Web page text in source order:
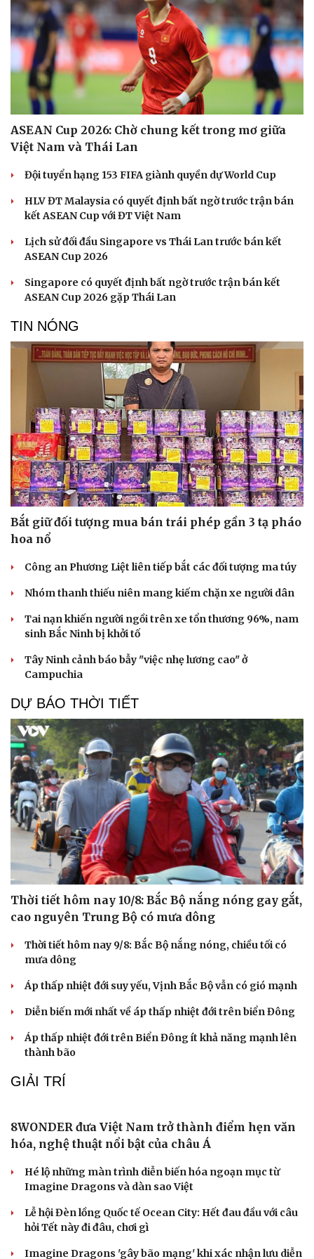
Văn hóa
Sân khấu - Điện ảnh
Văn học
Âm nhạc
Di sản
Giải trí
Nghệ sĩ
Thời trang
Sao Việt
Du lịch
Tư vấn
check-in
Podcast
Câu chuyện thời sự
Cửa sổ tình yêu
Hạt giống tâm hồn
ASEAN Cup 2026: Chờ chung kết trong mơ giữa
Việt Nam và Thái Lan
Đội tuyển hạng 153 FIFA giành quyền dự World Cup
HLV ĐT Malaysia có quyết định bất ngờ trước trận bán
kết ASEAN Cup với ĐT Việt Nam
Lịch sử đối đầu Singapore vs Thái Lan trước bán kết
ASEAN Cup 2026
Singapore có quyết định bất ngờ trước trận bán kết
ASEAN Cup 2026 gặp Thái Lan
TIN NÓNG
Bắt giữ đối tượng mua bán trái phép gần 3 tạ pháo
hoa nổ
Công an Phương Liệt liên tiếp bắt các đối tượng ma túy
Nhóm thanh thiếu niên mang kiếm chặn xe người dân
Tai nạn khiến người ngồi trên xe tổn thương 96%, nam
sinh Bắc Ninh bị khởi tố
Tây Ninh cảnh báo bẫy "việc nhẹ lương cao" ở
Campuchia
DỰ BÁO THỜI TIẾT
Thời tiết hôm nay 10/8: Bắc Bộ nắng nóng gay gắt,
cao nguyên Trung Bộ có mưa dông
Thời tiết hôm nay 9/8: Bắc Bộ nắng nóng, chiều tối có
mưa dông
Áp thấp nhiệt đới suy yếu, Vịnh Bắc Bộ vẫn có gió mạnh
Diễn biến mới nhất về áp thấp nhiệt đới trên biển Đông
Áp thấp nhiệt đới trên Biển Đông ít khả năng mạnh lên
thành bão
GIẢI TRÍ